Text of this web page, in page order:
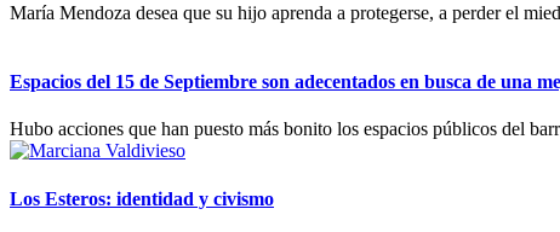
María Mendoza desea que su hijo aprenda a protegerse, a perder el
Espacios del 15 de Septiembre son adecentados en busca de una
Hubo acciones que han puesto más bonito los espacios públicos del
Los Esteros: identidad y civismo